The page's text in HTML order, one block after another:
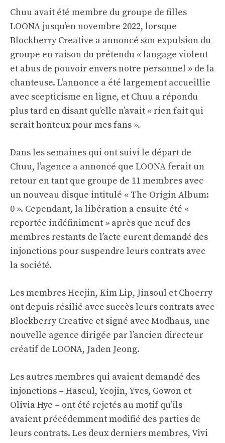
Chuu avait été membre du groupe de filles
LOONA jusqu’en novembre 2022, lorsque
Blockberry Creative a annoncé son expulsion du
groupe en raison du prétendu « langage violent
et abus de pouvoir envers notre personnel » de la
chanteuse. L’annonce a été largement accueillie
avec scepticisme en ligne, et Chuu a répondu
plus tard en disant qu’elle n’avait « rien fait qui
serait honteux pour mes fans ».
Dans les semaines qui ont suivi le départ de
Chuu, l’agence a annoncé que LOONA ferait un
retour en tant que groupe de 11 membres avec
un nouveau disque intitulé « The Origin Album:
0 ». Cependant, la libération a ensuite été «
reportée indéfiniment » après que neuf des
membres restants de l’acte eurent demandé des
injonctions pour suspendre leurs contrats avec
la société.
Les membres Heejin, Kim Lip, Jinsoul et Choerry
ont depuis résilié avec succès leurs contrats avec
Blockberry Creative et signé avec Modhaus, une
nouvelle agence dirigée par l’ancien directeur
créatif de LOONA, Jaden Jeong.
Les autres membres qui avaient demandé des
injonctions – Haseul, Yeojin, Yves, Gowon et
Olivia Hye – ont été rejetés au motif qu’ils
avaient précédemment modifié des parties de
leurs contrats. Les deux derniers membres, Vivi